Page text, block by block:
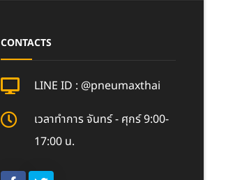
CONTACTS
LINE ID : @pneumaxthai
เวลาทำการ จันทร์ - ศุกร์ 9:00-
17:00 น.